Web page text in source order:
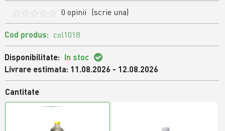
0 opinii (scrie una)
Cod produs: col1018
Disponibilitate: In stoc
Livrare estimata: 11.08.2026 - 12.08.2026
Cantitate